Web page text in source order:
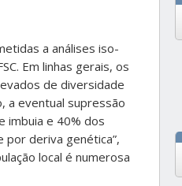
a análises iso-
Em linhas gerais, os
de diversidade
a eventual supressão
imbuia e 40% dos
por deriva genética”,
local é numerosa